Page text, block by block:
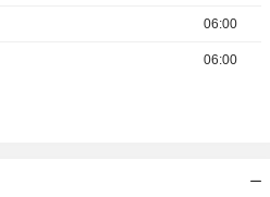
06:00
06:00